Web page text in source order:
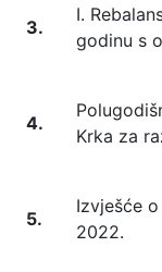
3.
I.
godinu s
4.
Krka za
5.
Izvješće
2022.